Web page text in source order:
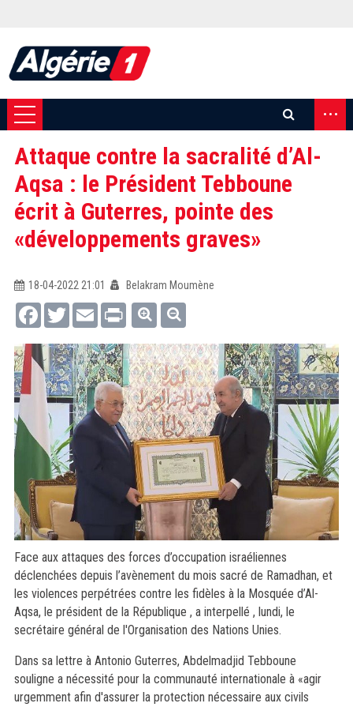
...
Attaque contre la sacralité d’Al-
Aqsa : le Président Tebboune
écrit à Guterres, pointe des
«développements graves»
18-04-2022 21:01
Belakram Moumène
FacebookTwitterEmail Print
Face aux attaques des forces d’occupation israéliennes
déclenchées depuis l’avènement du mois sacré de Ramadhan, et
les violences perpétrées contre les fidèles à la Mosquée d’Al-
Aqsa, le président de la République , a interpellé , lundi, le
secrétaire général de l'Organisation des Nations Unies.
Dans sa lettre à Antonio Guterres, Abdelmadjid Tebboune
souligne a nécessité pour la communauté internationale à «agir
urgemment afin d'assurer la protection nécessaire aux civils